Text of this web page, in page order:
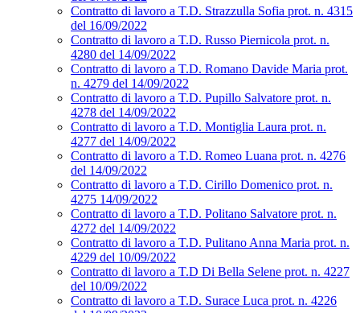
Contratto di lavoro a T.D. Strazzulla Sofia prot. n. 4315
del 16/09/2022
Contratto di lavoro a T.D. Russo Piernicola prot. n.
4280 del 14/09/2022
Contratto di lavoro a T.D. Romano Davide Maria prot.
n. 4279 del 14/09/2022
Contratto di lavoro a T.D. Pupillo Salvatore prot. n.
4278 del 14/09/2022
Contratto di lavoro a T.D. Montiglia Laura prot. n.
4277 del 14/09/2022
Contratto di lavoro a T.D. Romeo Luana prot. n. 4276
del 14/09/2022
Contratto di lavoro a T.D. Cirillo Domenico prot. n.
4275 14/09/2022
Contratto di lavoro a T.D. Politano Salvatore prot. n.
4272 del 14/09/2022
Contratto di lavoro a T.D. Pulitano Anna Maria prot. n.
4229 del 10/09/2022
Contratto di lavoro a T.D Di Bella Selene prot. n. 4227
del 10/09/2022
Contratto di lavoro a T.D. Surace Luca prot. n. 4226